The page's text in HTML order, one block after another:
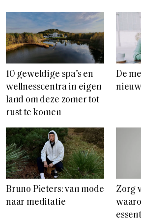
10 geweldige spa’s en
wellnesscentra in eigen
land om deze zomer tot
rust te komen
De
Bruno Pieters: van mode
naar meditatie
Zorg